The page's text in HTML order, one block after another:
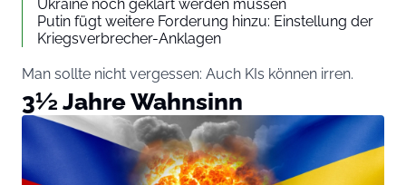
Ukraine noch geklärt werden müssen
Putin fügt weitere Forderung hinzu: Einstellung der
Kriegsverbrecher-Anklagen
Man sollte nicht vergessen: Auch KIs können irren.
3½ Jahre Wahnsinn